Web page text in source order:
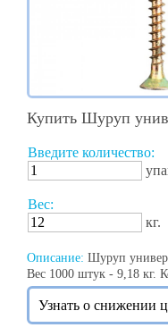
Купить Шуруп
Введите количество:
Вес:
кг.
Описание: Шуруп
Вес 1000 штук - 9,18 кг.
Узнать о снижении